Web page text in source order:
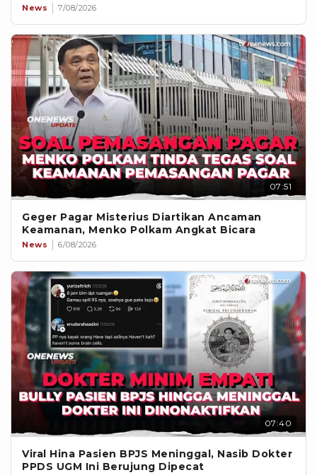
News 7/08/2026
07:51
Geger Pagar Misterius Diartikan Ancaman
Keamanan, Menko Polkam Angkat Bicara
News 6/08/2026
07:40
Viral Hina Pasien BPJS Meninggal, Nasib Dokter
PPDS UGM Ini Berujung Dipecat